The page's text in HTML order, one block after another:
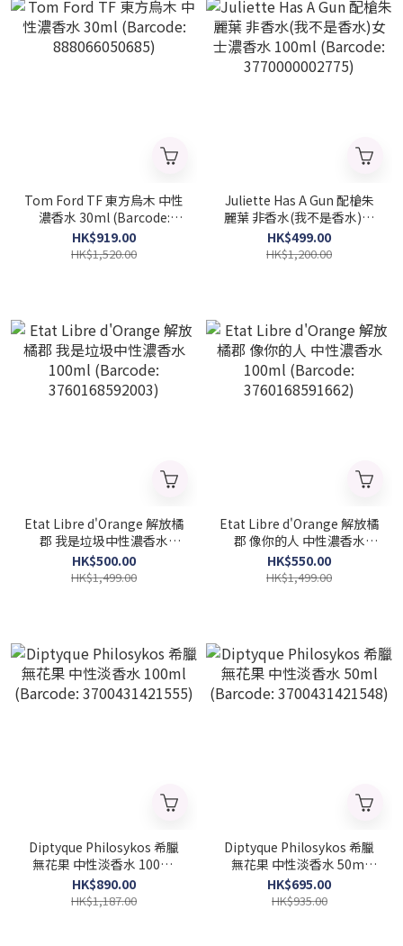
Tom Ford TF 東方烏木 中性
濃香水 30ml (Barcode:
888066050685)
HK$919.00
HK$1,520.00
Juliette Has A Gun 配槍朱
麗葉 非香水(我不是香水)女
士濃香水 100ml (Barcode:
3770000002775)
HK$499.00
HK$1,200.00
Etat Libre d'Orange 解放橘
郡 我是垃圾中性濃香水
100ml (Barcode:
3760168592003)
HK$500.00
HK$1,499.00
Etat Libre d'Orange 解放橘
郡 像你的人 中性濃香水
100ml (Barcode:
3760168591662)
HK$550.00
HK$1,499.00
Diptyque Philosykos 希臘
無花果 中性淡香水 100ml
(Barcode: 3700431421555)
HK$890.00
HK$1,187.00
Diptyque Philosykos 希臘
無花果 中性淡香水 50ml
(Barcode: 3700431421548)
HK$695.00
HK$935.00